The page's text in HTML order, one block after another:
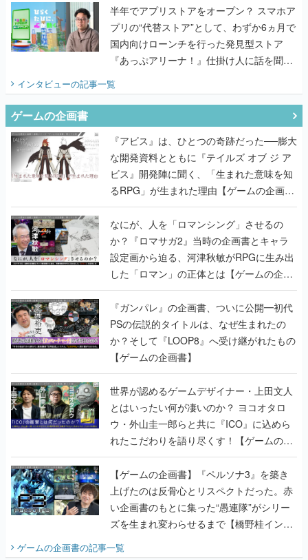
半年でアプリストアをオープン？ スマホア
プリの“代替ストア”として、わずか6ヵ月で
国内向けローンチを行った発見型ストア
『あっぷアリーナ！』仕掛け人に話を聞い
インタビューの記事一覧
ゲームの企画書
『アビス』は、ひとつの奇跡だった──膨大
な開発資料とともに『テイルズ オブ ジ ア
ビス』開発陣に聞く、「生まれた意味を知
るRPG」が生まれた理由【ゲームの企画
書】
なにが、人を「ロマンシング」させるの
か？『ロマサガ2』当時の企画書とキャラ
設定画から迫る、河津秋敏がRPGに生み出
した「ロマン」の正体とは【ゲームの企画
書】
『ガンパレ』の企画書、ついに公開━初代
PSの伝説的タイトルは、なぜ生まれたの
か？そして『LOOP8』へ受け継がれたもの
【ゲームの企画書】
世界が認めるゲームデザイナー・上田文人
とはいったい何が凄いのか？ ヨコオタロ
ウ・外山圭一郎らと共に『ICO』に込めら
れたこだわりを語り尽くす！【ゲームの企
画書】
【ゲームの企画書】『ペルソナ3』を築き
上げたのは反骨心とリスペクトだった。赤
い企画書のもとに集った“愚連隊”がシリー
ズを生まれ変わらせるまで【橋野桂インタ
ゲームの企画書の記事一覧